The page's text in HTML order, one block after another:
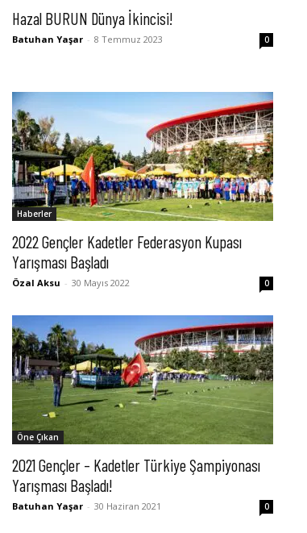
Hazal BURUN Dünya İkincisi!
Batuhan Yaşar - 8 Temmuz 2023 0
Haberler
2022 Gençler Kadetler Federasyon Kupası
Yarışması Başladı
Özal Aksu - 30 Mayıs 2022 0
Öne Çıkan
2021 Gençler – Kadetler Türkiye Şampiyonası
Yarışması Başladı!
Batuhan Yaşar - 30 Haziran 2021 0